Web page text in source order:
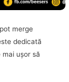
merge
dedicată
uşor să